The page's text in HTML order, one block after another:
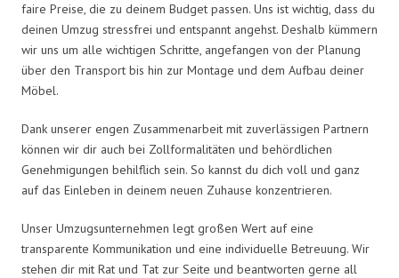
faire Preise, die zu deinem Budget passen. Uns ist wichtig, dass du
deinen Umzug stressfrei und entspannt angehst. Deshalb kümmern
wir uns um alle wichtigen Schritte, angefangen von der Planung
über den Transport bis hin zur Montage und dem Aufbau deiner
Möbel.
Dank unserer engen Zusammenarbeit mit zuverlässigen Partnern
können wir dir auch bei Zollformalitäten und behördlichen
Genehmigungen behilflich sein. So kannst du dich voll und ganz
auf das Einleben in deinem neuen Zuhause konzentrieren.
Unser Umzugsunternehmen legt großen Wert auf eine
transparente Kommunikation und eine individuelle Betreuung. Wir
stehen dir mit Rat und Tat zur Seite und beantworten gerne all